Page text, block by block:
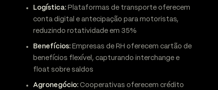
Logística: Plataformas de transporte oferecem
conta digital e antecipação para motoristas,
reduzindo rotatividade em 35%
Benefícios: Empresas de RH oferecem cartão de
benefícios flexível, capturando interchange e
float sobre saldos
Agronegócio: Cooperativas oferecem crédito